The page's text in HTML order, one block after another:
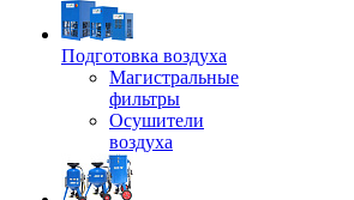
Подготовка воздуха
Магистральные
фильтры
Осушители
воздуха